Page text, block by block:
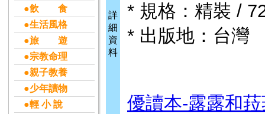
●飲 食
●生活風格
●旅 遊
●宗教命理
●親子教養
●少年讀物
●輕 小 說
詳
細
資
料
* 規格：精裝 /
* 出版地：台灣
優讀本-露露和